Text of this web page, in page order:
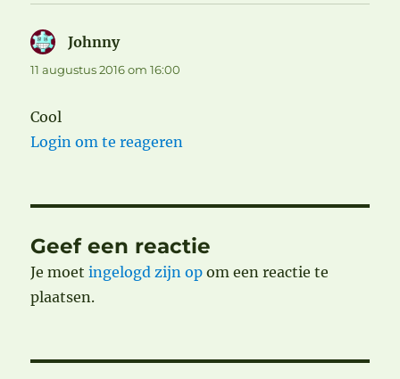
Johnnyschreef:
11 augustus 2016 om 16:00
Cool
Login om te reageren
Geef een reactie
Je moetingelogd zijn op om een reactie te
plaatsen.